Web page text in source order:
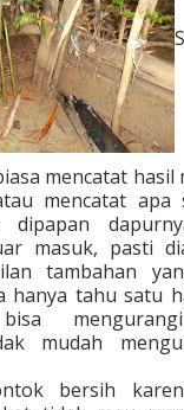
mencatat hasil
mencatat apa
dipapan
masuk, pasti
tambahan
hanya tahu satu
mengurangi
mudah
bersih